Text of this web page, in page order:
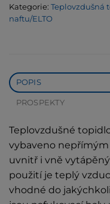
Kategorie: Teplovzdušná
naftu/ELTO
POPIS
PROSPEKTY
Teplovzdušné
vybaveno
uvnitř i vně
použití je teplý
vhodné do